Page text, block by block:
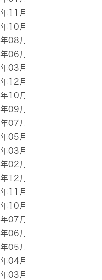
11月
10月
08月
06月
03月
12月
10月
09月
07月
05月
03月
02月
12月
11月
10月
07月
06月
05月
04月
03月